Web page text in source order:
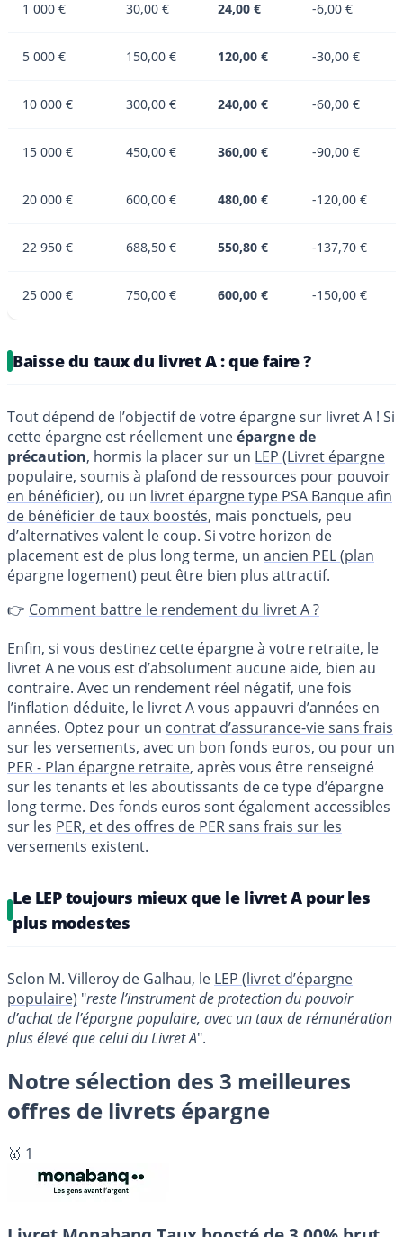
1 000 € 30,00 € 24,00 € -6,00 €
5 000 € 150,00 € 120,00 € -30,00 €
10 000 € 300,00 € 240,00 € -60,00 €
15 000 € 450,00 € 360,00 € -90,00 €
20 000 € 600,00 € 480,00 € -120,00 €
22 950 € 688,50 € 550,80 € -137,70 €
25 000 € 750,00 € 600,00 € -150,00 €
Baisse du taux du livret A : que faire ?
Tout dépend de l’objectif de votre épargne sur livret A ! Si
cette épargne est réellement uneépargne de
précaution, hormis la placer sur un LEP (Livret épargne
populaire, soumis à plafond de ressources pour pouvoir
en bénéficier), ou un livret épargne type PSA Banque afin
de bénéficier de taux boostés, mais ponctuels, peu
d’alternatives valent le coup. Si votre horizon de
placement est de plus long terme, un ancien PEL (plan
épargne logement) peut être bien plus attractif.
👉 Comment battre le rendement du livret A ?
Enfin, si vous destinez cette épargne à votre retraite, le
livret A ne vous est d’absolument aucune aide, bien au
contraire. Avec un rendement réel négatif, une fois
l’inflation déduite, le livret A vous appauvri d’années en
années. Optez pour un contrat d’assurance-vie sans frais
sur les versements, avec un bon fonds euros, ou pour un
PER - Plan épargne retraite, après vous être renseigné
sur les tenants et les aboutissants de ce type d’épargne
long terme. Des fonds euros sont également accessibles
sur les PER, et des offres de PER sans frais sur les
versements existent.
Le LEP toujours mieux que le livret A pour les
plus modestes
Selon M. Villeroy de Galhau, le LEP (livret d’épargne
populaire) "reste l’instrument de protection du pouvoir
d’achat de l’épargne populaire, avec un taux de rémunération
plus élevé que celui du Livret A".
Notre sélection des 3 meilleures
offres de livrets épargne
🥇 1